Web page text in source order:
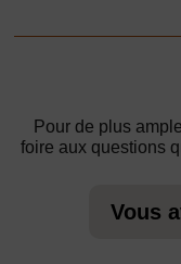
Pour de plus
foire aux questions
Vous